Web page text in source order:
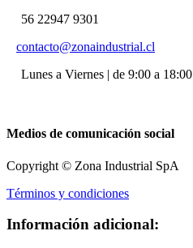
56 22947 9301
contacto@zonaindustrial.cl
Lunes a Viernes | de 9:00 a 18:00
Medios de comunicación social
Copyright © Zona Industrial SpA
Términos y condiciones
Información adicional: